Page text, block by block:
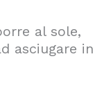
al sole,
asciugare in